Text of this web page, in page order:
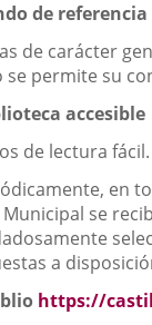
de referencia
de carácter
se permite su
accesible
de lectura fácil.
en
Municipal se
a
https://